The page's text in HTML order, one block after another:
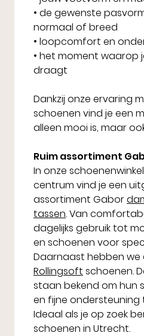
• de gewenste
normaal of breed
• loopcomfort en
• het moment waarop
draagt
Dankzij onze ervaring
schoenen vind je een
alleen mooi is, maar
Ruim assortiment
In onze
centrum vind je een
assortiment Gabor
tassen. Van
dagelijks gebruik tot
en schoenen voor
Daarnaast hebben we
Rollingsoft schoenen.
staan bekend om hun
en fijne ondersteuning
Ideaal als je op zoek
schoenen in Utrecht.